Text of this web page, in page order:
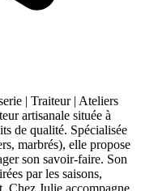
| Traiteur | Ateliers
artisanale située à
de qualité. Spécialisée
marbrés), elle propose
son savoir-faire. Son
par les saisons,
Chez Julie accompagne